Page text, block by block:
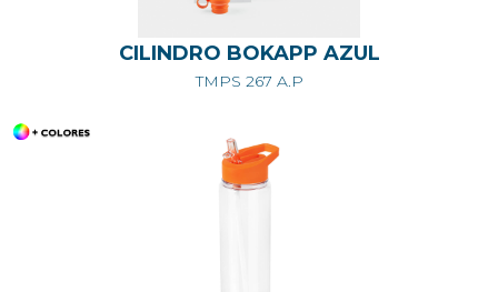
CILINDRO BOKAPP AZUL
TMPS 267 A.P